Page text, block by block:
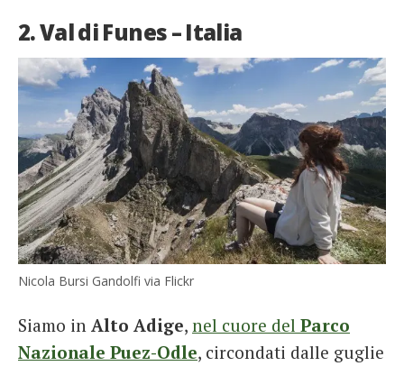
2. Val di Funes – Italia
Nicola Bursi Gandolfi via Flickr
Siamo in Alto Adige, nel cuore del Parco
Nazionale Puez-Odle, circondati dalle guglie